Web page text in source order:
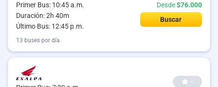
Primer Bus: 10:45 a.m.
Duración: 2h 40m
Último Bus: 12:45 p.m.
Desde$76.000
Buscar
13 buses por día
--